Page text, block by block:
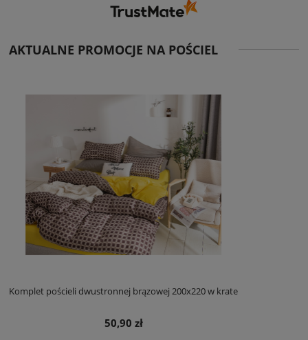
AKTUALNE PROMOCJE NA POŚCIEL
Komplet pościeli dwustronnej brązowej 200x220 w krate
50,90 zł